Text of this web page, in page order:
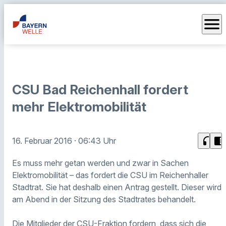
menu
CSU Bad Reichenhall fordert
mehr Elektromobilität
16. Februar 2016 · 06:43 Uhr headphones chrome_reader_mode
Es muss mehr getan werden und zwar in Sachen
Elektromobilität – das fordert die CSU im Reichenhaller
Stadtrat. Sie hat deshalb einen Antrag gestellt. Dieser wird
am Abend in der Sitzung des Stadtrates behandelt.
Die Mitglieder der CSU-Fraktion fordern, dass sich die